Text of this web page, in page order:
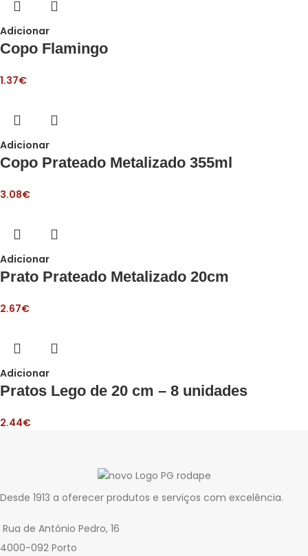
Adicionar
Copo Flamingo
1.37€
Adicionar
Copo Prateado Metalizado 355ml
3.08€
Adicionar
Prato Prateado Metalizado 20cm
2.67€
Adicionar
Pratos Lego de 20 cm – 8 unidades
2.44€
Desde 1913 a oferecer produtos e serviços com excelência.
Rua de António Pedro, 16
4000-092 Porto